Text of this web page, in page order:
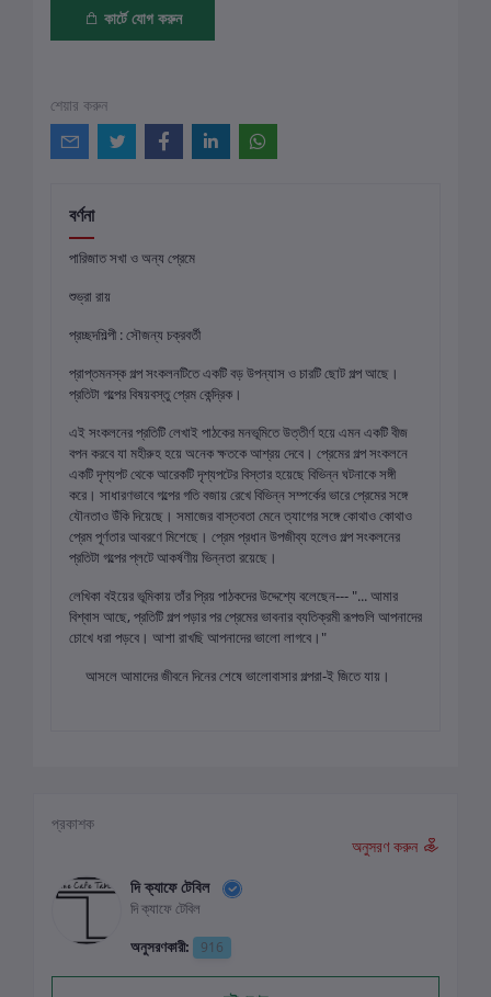
কার্টে যোগ করুন
শেয়ার করুন
বর্ণনা
পারিজাত সখা ও অন্য প্রেমে
শুভ্রা রায়
প্রচ্ছদশিল্পী : সৌজন্য চক্রবর্তী
প্রাপ্তমনস্ক গল্প সংকলনটিতে একটি বড় উপন্যাস ও চারটি ছোট গল্প আছে।
প্রতিটা গল্পের বিষয়বস্তু প্রেম কেন্দ্রিক।
এই সংকলনের প্রতিটি লেখাই পাঠকের মনভূমিতে উত্তীর্ণ হয়ে এমন একটি বীজ
বপন করবে যা মহীরুহ হয়ে অনেক ক্ষতকে আশ্রয় দেবে। প্রেমের গল্প সংকলনে
একটি দৃশ্যপট থেকে আরেকটি দৃশ্যপটের বিস্তার হয়েছে বিভিন্ন ঘটনাকে সঙ্গী
করে। সাধারণভাবে গল্পের গতি বজায় রেখে বিভিন্ন সম্পর্কের ভারে প্রেমের সঙ্গে
যৌনতাও উঁকি দিয়েছে। সমাজের বাস্তবতা মেনে ত্যাগের সঙ্গে কোথাও কোথাও
প্রেম পূর্ণতার আবরণে মিশেছে। প্রেম প্রধান উপজীব্য হলেও গল্প সংকলনের
প্রতিটা গল্পের প্লটে আকর্ষণীয় ভিন্নতা রয়েছে।
লেখিকা বইয়ের ভূমিকায় তাঁর প্রিয় পাঠকদের উদ্দেশ্যে বলেছেন--- "... আমার
বিশ্বাস আছে, প্রতিটি গল্প পড়ার পর প্রেমের ভাবনার ব্যতিক্রমী রূপগুলি আপনাদের
চোখে ধরা পড়বে। আশা রাখছি আপনাদের ভালো লাগবে।"
আসলে আমাদের জীবনে দিনের শেষে ভালোবাসার গল্পরা-ই জিতে যায়।
প্রকাশক
অনুসরণ করুন
দি ক্যাফে টেবিল
দি ক্যাফে টেবিল
অনুসরণকারী:
916